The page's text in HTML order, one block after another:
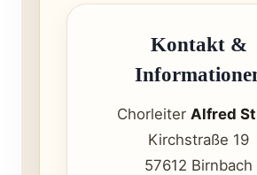
Kontakt &
Chorleiter Alfred
Kirchstraße 19
57612 Birnbach